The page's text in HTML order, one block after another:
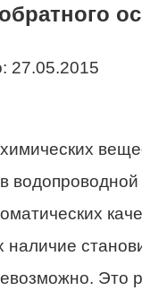
27.05.2015
наличие
Это